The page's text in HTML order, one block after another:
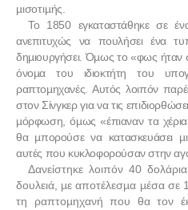
µισοτιµής.
Το 1850 εγκαταστάθηκε σε
ανεπιτυχώς να πουλήσει ένα
δηµιουργήσει. Όµως το «φως ήταν
όνοµα του ιδιοκτήτη του
ραπτοµηχανές. Αυτός λοιπόν
στον Σίνγκερ για να τις
µόρφωση, όµως «έπιαναν τα
θα µπορούσε να κατασκευάσει
αυτές που κυκλοφορούσαν στην
Δανείστηκε λοιπόν 40
δουλειά, µε αποτέλεσµα µέσα σε
τη ραπτοµηχανή που θα τον